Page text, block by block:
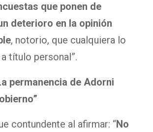
que ponen de
deterioro en la opinión
, notorio, que cualquiera lo
título personal”.
permanencia de Adorni
contundente al afirmar: “No